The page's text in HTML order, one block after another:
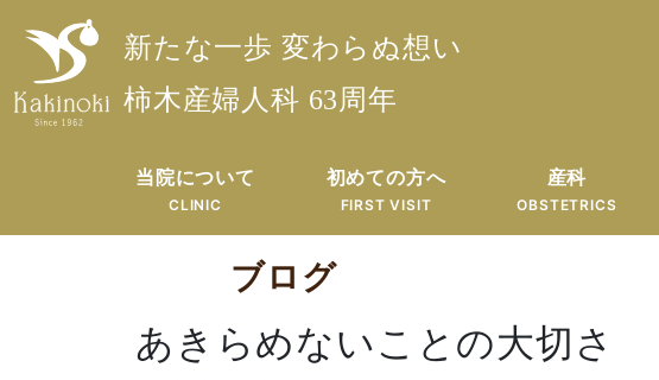
新たな一歩 変わらぬ想い
柿木産婦人科 63周年
当院について
CLINIC
初めての方へ
FIRST VISIT
産科
OBSTETRICS
ブログ
あきらめないことの大切さ